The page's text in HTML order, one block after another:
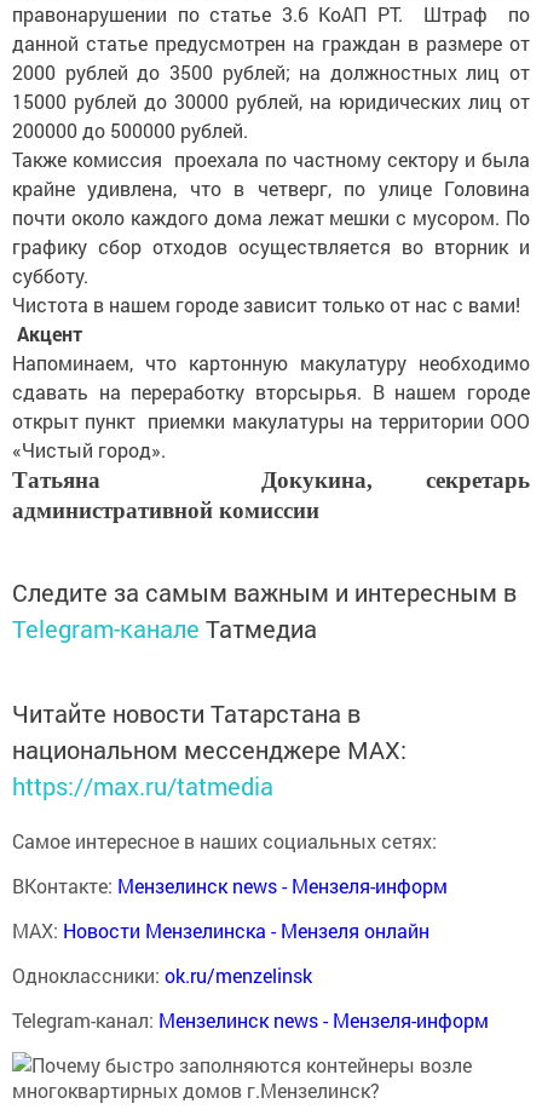
правонарушении по статье 3.6 КоАП РТ. Штраф по
данной статье предусмотрен на граждан в размере от
2000 рублей до 3500 рублей; на должностных лиц от
15000 рублей до 30000 рублей, на юридических лиц от
200000 до 500000 рублей.
Также комиссия проехала по частному сектору и была
крайне удивлена, что в четверг, по улице Головина
почти около каждого дома лежат мешки с мусором. По
графику сбор отходов осуществляется во вторник и
субботу.
Чистота в нашем городе зависит только от нас с вами!
Акцент
Напоминаем, что картонную макулатуру необходимо
сдавать на переработку вторсырья. В нашем городе
открыт пункт приемки макулатуры на территории ООО
«Чистый город».
Татьяна Докукина, секретарь
административной комиссии
Следите за самым важным и интересным в
Telegram-канале Татмедиа
Читайте новости Татарстана в
национальном мессенджере MАХ:
https://max.ru/tatmedia
Самое интересное в наших социальных сетях:
ВКонтакте: Мензелинск news - Мензеля-информ
MAX: Новости Мензелинска - Мензеля онлайн
Одноклассники: ok.ru/menzelinsk
Telegram-канал: Мензелинск news - Мензеля-информ